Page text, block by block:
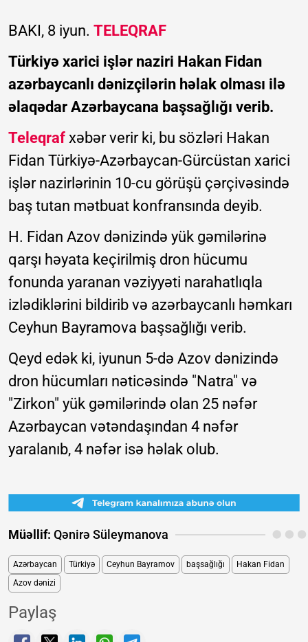
BAKI, 8 iyun. TELEQRAF
Türkiyə xarici işlər naziri Hakan Fidan
azərbaycanlı dənizçilərin həlak olması ilə
əlaqədar Azərbaycana başsağlığı verib.
Teleqraf xəbər verir ki, bu sözləri Hakan
Fidan Türkiyə-Azərbaycan-Gürcüstan xarici
işlər nazirlərinin 10-cu görüşü çərçivəsində
baş tutan mətbuat konfransında deyib.
H. Fidan Azov dənizində yük gəmilərinə
qarşı həyata keçirilmiş dron hücumu
fonunda yaranan vəziyyəti narahatlıqla
izlədiklərini bildirib və azərbaycanlı həmkarı
Ceyhun Bayramova başsağlığı verib.
Qeyd edək ki, iyunun 5-də Azov dənizində
dron hücumları nəticəsində "Natra" və
"Zirkon" yük gəmilərində olan 25 nəfər
Azərbaycan vətəndaşından 4 nəfər
yaralanıb, 4 nəfər isə həlak olub.
Müəllif: Qənirə Süleymanova
Azərbaycan Türkiyə Ceyhun Bayramov başsağlığı
Hakan Fidan
Azov dənizi
Paylaş